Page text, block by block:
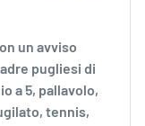
un avviso
pugliesi di
a 5, pallavolo,
tennis,